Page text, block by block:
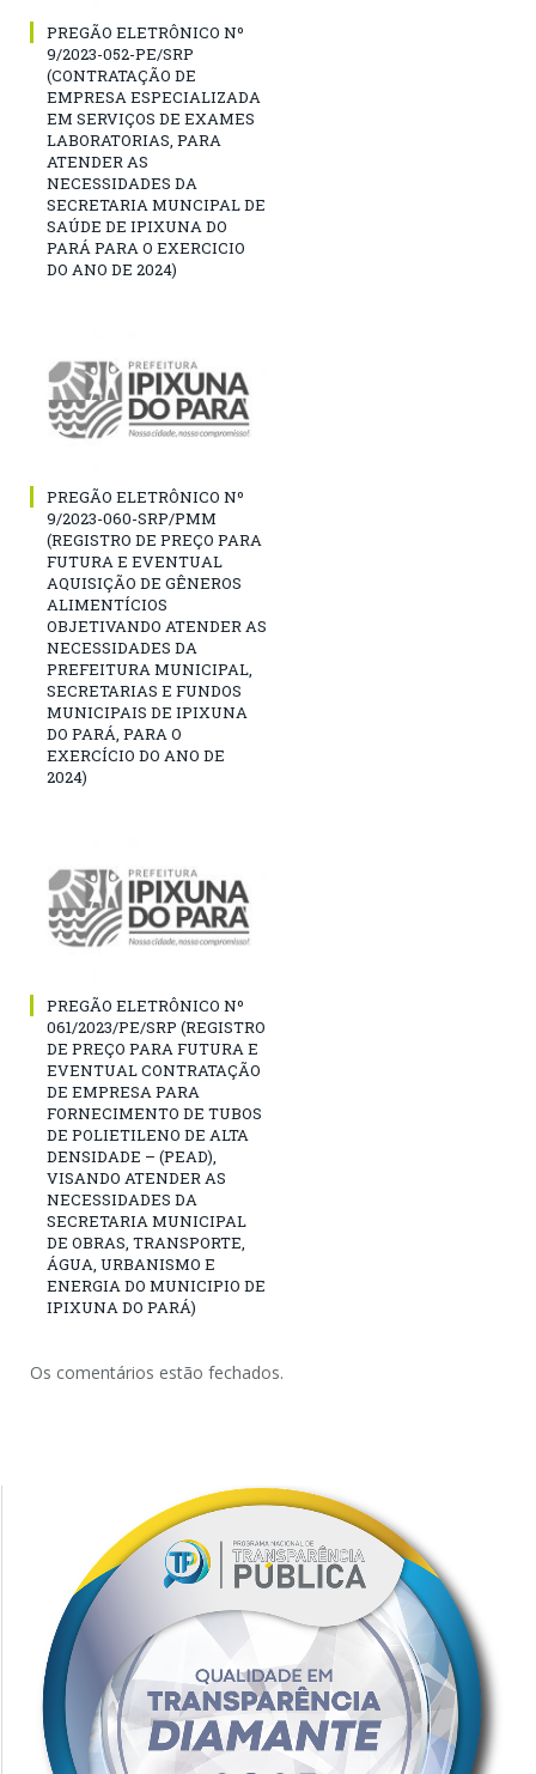
PREGÃO ELETRÔNICO Nº
9/2023-052-PE/SRP
(CONTRATAÇÃO DE
EMPRESA ESPECIALIZADA
EM SERVIÇOS DE EXAMES
LABORATORIAS, PARA
ATENDER AS
NECESSIDADES DA
SECRETARIA MUNCIPAL DE
SAÚDE DE IPIXUNA DO
PARÁ PARA O EXERCICIO
DO ANO DE 2024)
PREGÃO ELETRÔNICO Nº
9/2023-060-SRP/PMM
(REGISTRO DE PREÇO PARA
FUTURA E EVENTUAL
AQUISIÇÃO DE GÊNEROS
ALIMENTÍCIOS
OBJETIVANDO ATENDER AS
NECESSIDADES DA
PREFEITURA MUNICIPAL,
SECRETARIAS E FUNDOS
MUNICIPAIS DE IPIXUNA
DO PARÁ, PARA O
EXERCÍCIO DO ANO DE
2024)
PREGÃO ELETRÔNICO Nº
061/2023/PE/SRP (REGISTRO
DE PREÇO PARA FUTURA E
EVENTUAL CONTRATAÇÃO
DE EMPRESA PARA
FORNECIMENTO DE TUBOS
DE POLIETILENO DE ALTA
DENSIDADE – (PEAD),
VISANDO ATENDER AS
NECESSIDADES DA
SECRETARIA MUNICIPAL
DE OBRAS, TRANSPORTE,
ÁGUA, URBANISMO E
ENERGIA DO MUNICIPIO DE
IPIXUNA DO PARÁ)
Os comentários estão fechados.